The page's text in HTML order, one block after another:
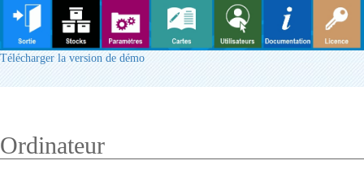
Télécharger la version de démo
Ordinateur